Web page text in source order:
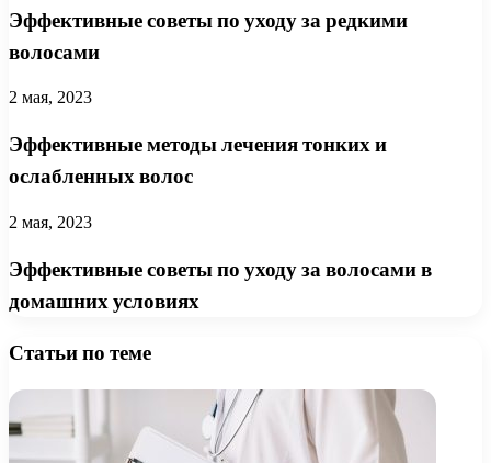
Эффективные советы по уходу за редкими
волосами
2 мая, 2023
Эффективные методы лечения тонких и
ослабленных волос
2 мая, 2023
Эффективные советы по уходу за волосами в
домашних условиях
Статьи по теме